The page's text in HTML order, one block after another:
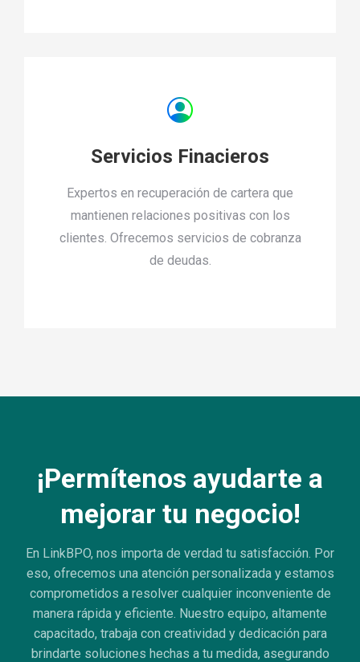
Servicios Finacieros
Expertos en recuperación de cartera que
mantienen relaciones positivas con los
clientes. Ofrecemos servicios de cobranza
de deudas.
¡Permítenos ayudarte a
mejorar tu negocio!
En LinkBPO, nos importa de verdad tu satisfacción. Por
eso, ofrecemos una atención personalizada y estamos
comprometidos a resolver cualquier inconveniente de
manera rápida y eficiente. Nuestro equipo, altamente
capacitado, trabaja con creatividad y dedicación para
brindarte soluciones hechas a tu medida, asegurando